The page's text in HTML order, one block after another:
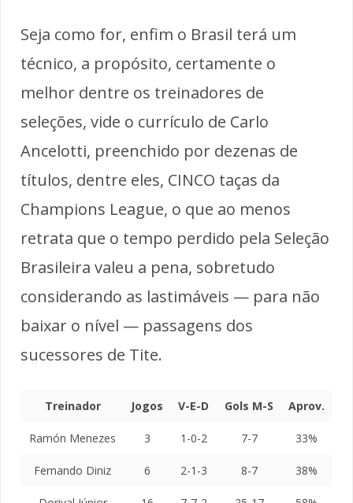
Seja como for, enfim o Brasil terá um
técnico, a propósito, certamente o
melhor dentre os treinadores de
seleções, vide o currículo de Carlo
Ancelotti, preenchido por dezenas de
títulos, dentre eles, CINCO taças da
Champions League, o que ao menos
retrata que o tempo perdido pela Seleção
Brasileira valeu a pena, sobretudo
considerando as lastimáveis — para não
baixar o nível — passagens dos
sucessores de Tite.
Treinador Jogos V-E-D Gols M-S Aprov.
Ramón Menezes 3 1-0-2 7-7 33%
Fernando Diniz 6 2-1-3 8-7 38%